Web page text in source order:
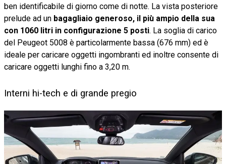
ben identificabile di giorno come di notte. La vista posteriore
prelude ad un bagagliaio generoso, il più ampio della sua
con 1060 litri in configurazione 5 posti. La soglia di carico
del Peugeot 5008 è particolarmente bassa (676 mm) ed è
ideale per caricare oggetti ingombranti ed inoltre consente di
caricare oggetti lunghi fino a 3,20 m.
Interni hi-tech e di grande pregio